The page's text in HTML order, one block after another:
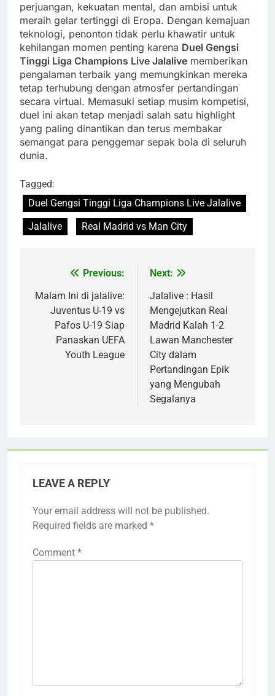
perjuangan, kekuatan mental, dan ambisi untuk
meraih gelar tertinggi di Eropa. Dengan kemajuan
teknologi, penonton tidak perlu khawatir untuk
kehilangan momen penting karena Duel Gengsi
Tinggi Liga Champions Live Jalalive memberikan
pengalaman terbaik yang memungkinkan mereka
tetap terhubung dengan atmosfer pertandingan
secara virtual. Memasuki setiap musim kompetisi,
duel ini akan tetap menjadi salah satu highlight
yang paling dinantikan dan terus membakar
semangat para penggemar sepak bola di seluruh
dunia.
Tagged:
Duel Gengsi Tinggi Liga Champions Live Jalalive
Jalalive
Real Madrid vs Man City
navigation
Previous:
Malam Ini di jalalive:
Juventus U-19 vs
Pafos U-19 Siap
Panaskan UEFA
Youth League
Next:
Jalalive : Hasil
Mengejutkan Real
Madrid Kalah 1-2
Lawan Manchester
City dalam
Pertandingan Epik
yang Mengubah
Segalanya
LEAVE A REPLY
Your email address will not be published.
Required fields are marked *
Comment *